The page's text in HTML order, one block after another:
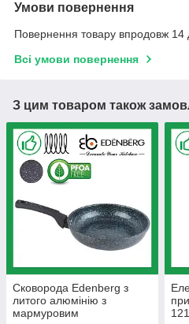
Умови повернення
Повернення товару впродовж 14
Всі умови повернення
З цим товаром також
Сковорода Edenberg з
литого алюмінію з
мармуровим